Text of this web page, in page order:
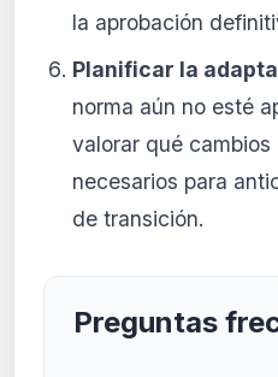
la aprobación
Planificar la
norma aún no esté
valorar qué
necesarios para
de transición.
Preguntas